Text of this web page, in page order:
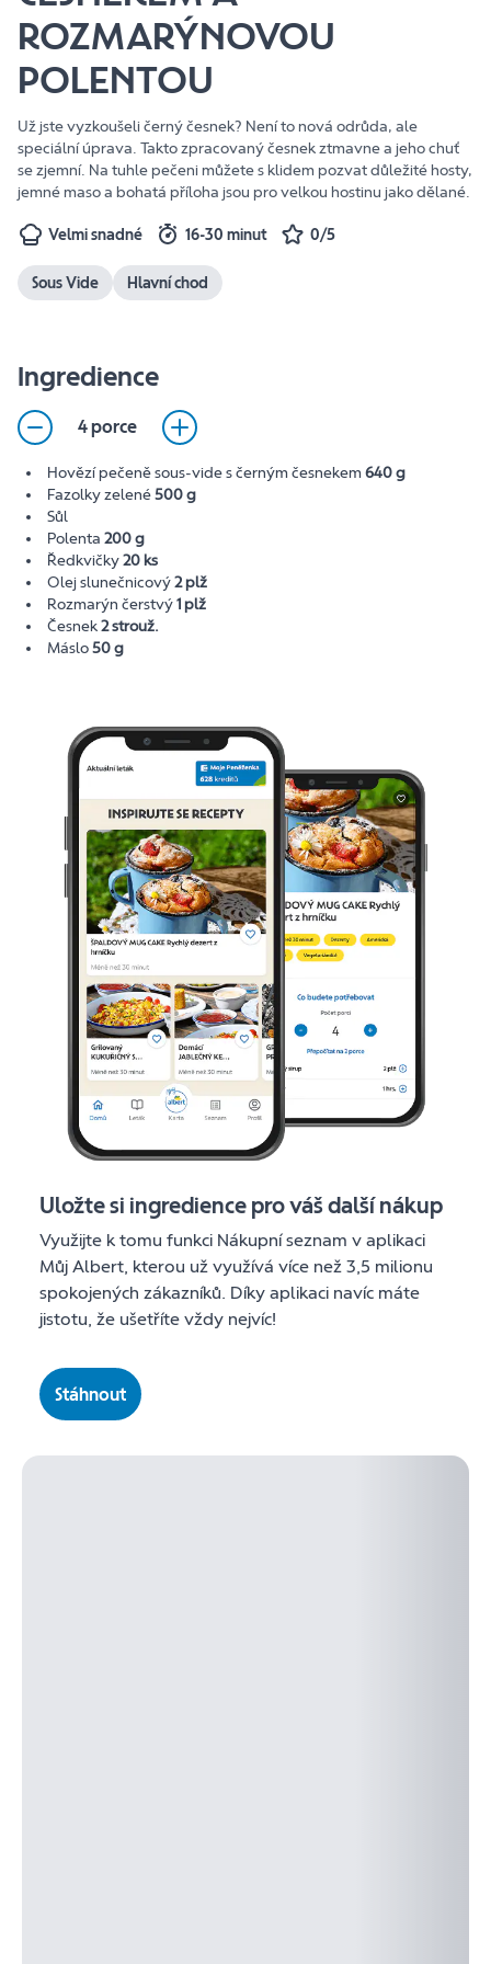
ROZMARÝNOVOU
POLENTOU
Už jste vyzkoušeli černý česnek? Není to nová odrůda, ale
speciální úprava. Takto zpracovaný česnek ztmavne a jeho chuť
se zjemní. Na tuhle pečeni můžete s klidem pozvat důležité hosty,
jemné maso a bohatá příloha jsou pro velkou hostinu jako dělané.
Velmi snadné 16-30 minut 0/5
Sous Vide Hlavní chod
Ingredience
4 porce
Hovězí pečeně sous-vide s černým česnekem 640 g
Fazolky zelené500 g
Sůl
Polenta 200 g
Ředkvičky20 ks
Olej slunečnicový2 plž
Rozmarýn čerstvý1 plž
Česnek2 strouž.
Máslo50 g
Uložte si ingredience pro váš další nákup
Využijte k tomu funkci Nákupní seznam v aplikaci
Můj Albert, kterou už využívá více než 3,5 milionu
spokojených zákazníků. Díky aplikaci navíc máte
jistotu, že ušetříte vždy nejvíc!
Stáhnout